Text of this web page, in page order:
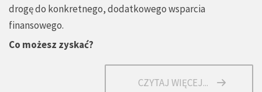
drogę do konkretnego, dodatkowego wsparcia
finansowego.
Co możesz zyskać?
CZYTAJ WIĘCEJ...